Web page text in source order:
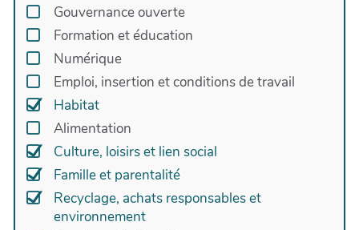
Gouvernance ouverte
Formation et éducation
Numérique
Emploi, insertion et conditions de travail
Habitat
Alimentation
Culture, loisirs et lien social
Famille et parentalité
Recyclage, achats responsables et
environnement